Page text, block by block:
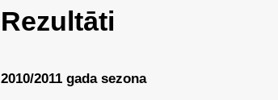
Rezultāti
2010/2011 gada sezona